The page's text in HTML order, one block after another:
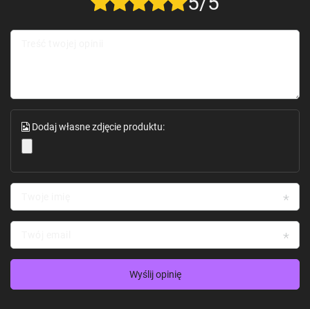
: Przezroczysty
Dodaj własne zdjęcie produktu:
Wyślij opinię